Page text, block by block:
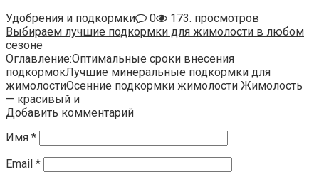
Удобрения и подкормки
0
173. просмотров
Выбираем лучшие подкормки для жимолости в любом
сезоне
Оглавление:Оптимальные сроки внесения
подкормокЛучшие минеральные подкормки для
жимолостиОсенние подкормки жимолости Жимолость
— красивый и
Добавить комментарий
Имя *
Email *